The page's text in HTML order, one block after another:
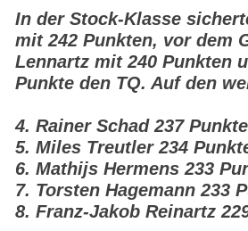
In der Stock-Klasse
mit 242 Punkten, vor dem
Lennartz mit 240 Punkten
Punkte den TQ. Auf den
4. Rainer Schad 237 Punkte
5. Miles Treutler 234
6. Mathijs Hermens 233
7. Torsten Hagemann 233
8. Franz-Jakob Reinartz